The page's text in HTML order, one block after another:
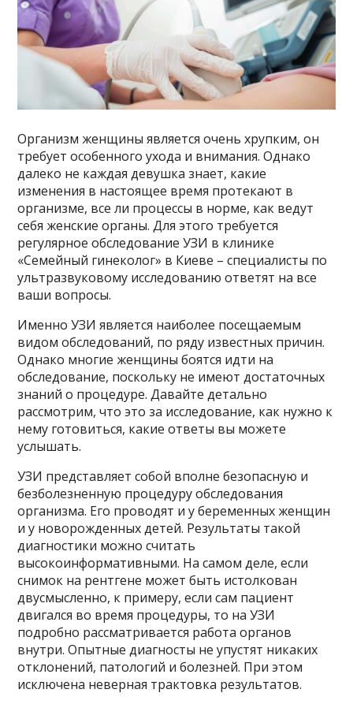
Организм женщины является очень хрупким, он
требует особенного ухода и внимания. Однако
далеко не каждая девушка знает, какие
изменения в настоящее время протекают в
организме, все ли процессы в норме, как ведут
себя женские органы. Для этого требуется
регулярное обследование УЗИ в клинике
«Семейный гинеколог» в Киеве – специалисты по
ультразвуковому исследованию ответят на все
ваши вопросы.
Именно УЗИ является наиболее посещаемым
видом обследований, по ряду известных причин.
Однако многие женщины боятся идти на
обследование, поскольку не имеют достаточных
знаний о процедуре. Давайте детально
рассмотрим, что это за исследование, как нужно к
нему готовиться, какие ответы вы можете
услышать.
УЗИ представляет собой вполне безопасную и
безболезненную процедуру обследования
организма. Его проводят и у беременных женщин
и у новорожденных детей. Результаты такой
диагностики можно считать
высокоинформативными. На самом деле, если
снимок на рентгене может быть истолкован
двусмысленно, к примеру, если сам пациент
двигался во время процедуры, то на УЗИ
подробно рассматривается работа органов
внутри. Опытные диагносты не упустят никаких
отклонений, патологий и болезней. При этом
исключена неверная трактовка результатов.